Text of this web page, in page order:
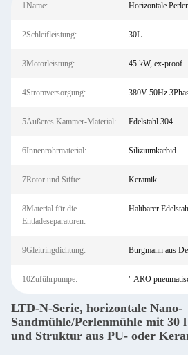
1Name: Horizontale
2Schleifleistung: 30L
3Motorleistung: 45 kW, ex-proof
4Stromversorgung: 380V 50Hz
5Äußeres Kammer-Material: Edelstahl 304
6Innenrohrmaterial: Siliziumkarbid
7Rotor und Stifte: Keramik
8Material für die
Entladeseparatoren:
Haltbarer
9Gleitringdichtung: Burgmann aus
10Zuführpumpe: " ARO
LTD-N-Serie, horizontale Nano-
Sandmühle/Perlenmühle mit 30
und Struktur aus PU- oder